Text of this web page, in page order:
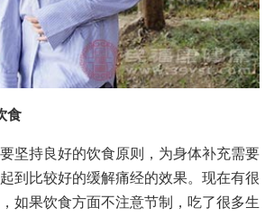
食
坚持良好的饮食原则，为身体补充需要
到比较好的缓解痛经的效果。现在有很
如果饮食方面不注意节制，吃了很多生